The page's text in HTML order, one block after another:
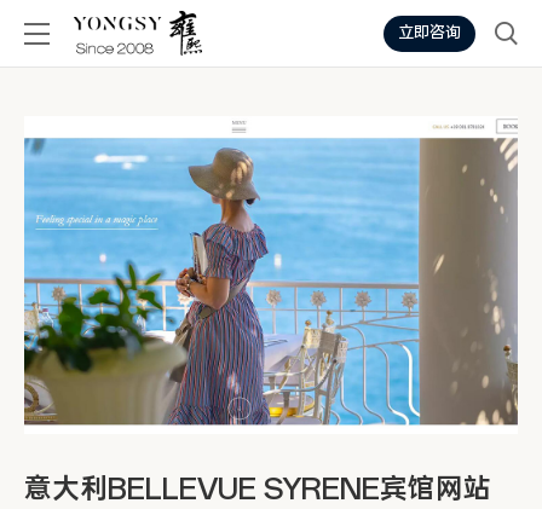
立即咨询
意大利BELLEVUE SYRENE宾馆网站